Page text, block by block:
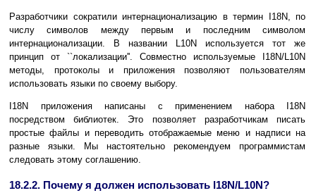
Разработчики сократили интернационализацию в термин I18N, по
числу символов между первым и последним символом
интернационализации. В названии L10N используется тот же
принцип от ``локализации''. Совместно используемые I18N/L10N
методы, протоколы и приложения позволяют пользователям
использовать языки по своему выбору.
I18N приложения написаны с применением набора I18N
посредством библиотек. Это позволяет разработчикам писать
простые файлы и переводить отображаемые меню и надписи на
разные языки. Мы настоятельно рекомендуем программистам
следовать этому соглашению.
18.2.2. Почему я должен использовать I18N/L10N?